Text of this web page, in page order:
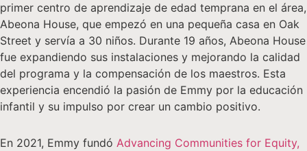
primer centro de aprendizaje de edad temprana en el área,
Abeona House, que empezó en una pequeña casa en Oak
Street y servía a 30 niños. Durante 19 años, Abeona House
fue expandiendo sus instalaciones y mejorando la calidad
del programa y la compensación de los maestros. Esta
experiencia encendió la pasión de Emmy por la educación
infantil y su impulso por crear un cambio positivo.
En 2021, Emmy fundó Advancing Communities for Equity,